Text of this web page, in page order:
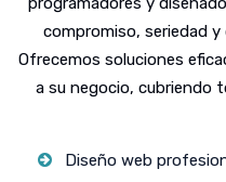
compromiso, seriedad
Ofrecemos soluciones
a su negocio, cubriendo
Diseño web